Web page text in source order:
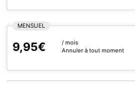
MENSUEL
9,95€
/ mois
Annuler à tout moment